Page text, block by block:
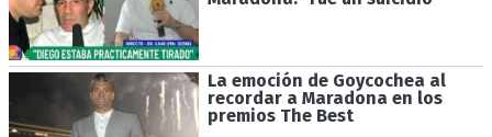
La emoción de Goycochea al
recordar a Maradona en los
premios The Best